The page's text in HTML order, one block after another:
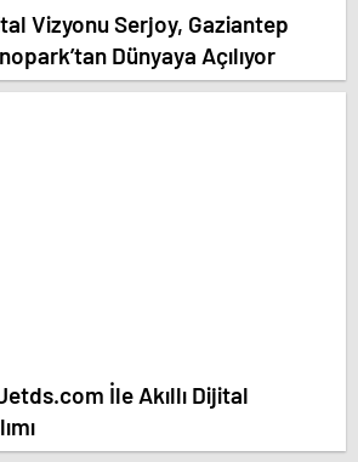
Serjoy, Gaziantep
Dünyaya Açılıyor
İle Akıllı Dijital